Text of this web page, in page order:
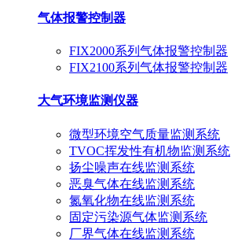
气体报警控制器
FIX2000系列气体报警控制器
FIX2100系列气体报警控制器
大气环境监测仪器
微型环境空气质量监测系统
TVOC挥发性有机物监测系统
扬尘噪声在线监测系统
恶臭气体在线监测系统
氮氧化物在线监测系统
固定污染源气体监测系统
厂界气体在线监测系统